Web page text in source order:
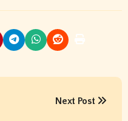
Next Post